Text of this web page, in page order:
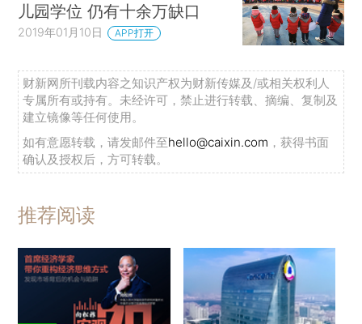
儿园学位 仍有十余万缺口
2019年01月10日 APP打开
财新网所刊载内容之知识产权为财新传媒及/或相关权利人
专属所有或持有。未经许可，禁止进行转载、摘编、复制及
建立镜像等任何使用。
如有意愿转载，请发邮件至hello@caixin.com ，获得书面
确认及授权后，方可转载。
推荐阅读